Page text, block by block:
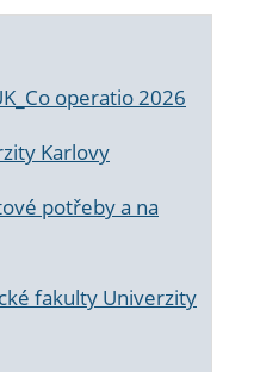
operatio 2026
Karlovy
potřeby a na
fakulty Univerzity